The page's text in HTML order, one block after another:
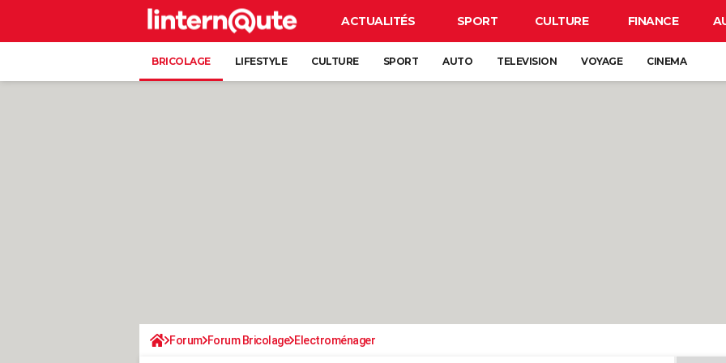
ACTUALITÉS SPORT CULTURE FINANCE
BRICOLAGE LIFESTYLE CULTURE SPORT AUTO TELEVISION VOYAGE CINEMA
Forum Forum Bricolage Electroménager